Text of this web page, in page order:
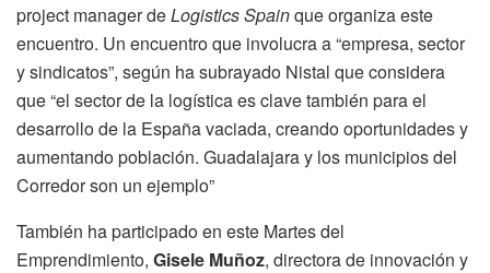
project manager deLogistics Spainque organiza este
encuentro. Un encuentro que involucra a “empresa, sector
y sindicatos”, según ha subrayado Nistal que considera
que “el sector de la logística es clave también para el
desarrollo de la España vaciada, creando oportunidades y
aumentando población. Guadalajara y los municipios del
Corredor son un ejemplo”
También ha participado en este Martes del
Emprendimiento, Gisele Muñoz, directora de innovación y